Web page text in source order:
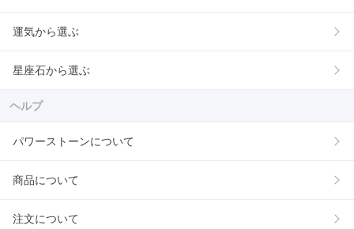
運気から選ぶ
星座石から選ぶ
ヘルプ
パワーストーンについて
商品について
注文について